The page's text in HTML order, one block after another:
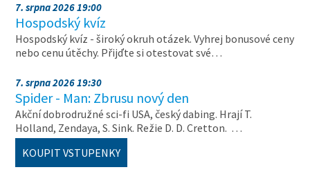
7. srpna 2026 19:00
Hospodský kvíz
Hospodský kvíz - široký okruh otázek. Vyhrej bonusové ceny
nebo cenu útěchy. Přijďte si otestovat své…
7. srpna 2026 19:30
Spider - Man: Zbrusu nový den
Akční dobrodružné sci-fi USA, český dabing. Hrají T.
Holland, Zendaya, S. Sink. Režie D. D. Cretton. …
KOUPIT VSTUPENKY